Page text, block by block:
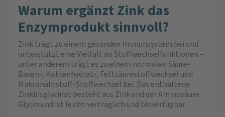
Warum ergänzt Zink das
Enzymprodukt sinnvoll?
Zink trägt zu einem gesunden Immunsystem bei und
unterstützt eine Vielfalt an Stoffwechselfunktionen –
unter anderem trägt es zu einem normalen Säure-
Basen-, Kohlenhydrat-, Fettsäurestoffwechsel und
Makronährstoff-Stoffwechsel bei. Das enthaltene
Zinkbisglycinat besteht aus Zink und der Aminosäure
Glycin und ist leicht verträglich und bioverfügbar.